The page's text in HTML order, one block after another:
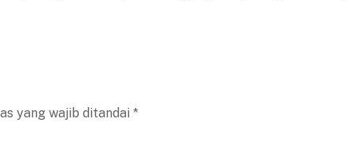
yang wajib ditandai *